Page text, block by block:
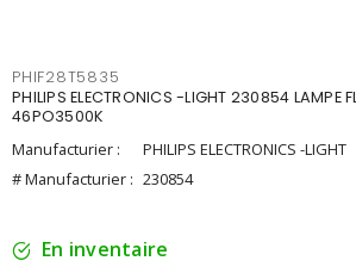
PHIF28T5835
PHILIPS ELECTRONICS -LIGHT 230854 LAMPE
46PO3500K
Manufacturier :
PHILIPS ELECTRONICS -LIGHT
# Manufacturier : 230854
En inventaire